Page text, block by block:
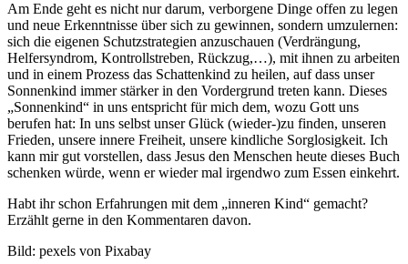
Am Ende geht es nicht nur darum, verborgene Dinge offen zu legen
und neue Erkenntnisse über sich zu gewinnen, sondern umzulernen:
sich die eigenen Schutzstrategien anzuschauen (Verdrängung,
Helfersyndrom, Kontrollstreben, Rückzug,…), mit ihnen zu arbeiten
und in einem Prozess das Schattenkind zu heilen, auf dass unser
Sonnenkind immer stärker in den Vordergrund treten kann. Dieses
„Sonnenkind“ in uns entspricht für mich dem, wozu Gott uns
berufen hat: In uns selbst unser Glück (wieder-)zu finden, unseren
Frieden, unsere innere Freiheit, unsere kindliche Sorglosigkeit. Ich
kann mir gut vorstellen, dass Jesus den Menschen heute dieses Buch
schenken würde, wenn er wieder mal irgendwo zum Essen einkehrt.
Habt ihr schon Erfahrungen mit dem „inneren Kind“ gemacht?
Erzählt gerne in den Kommentaren davon.
Bild: pexels von Pixabay